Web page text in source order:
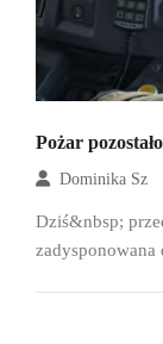
Pożar
Dominika Sz
Dziś&nbsp;
zadysponowana